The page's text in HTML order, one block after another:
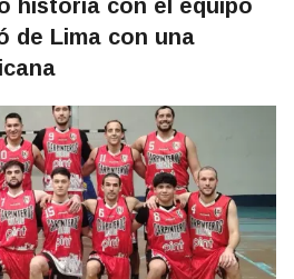
historia con el equipo
de Lima con una